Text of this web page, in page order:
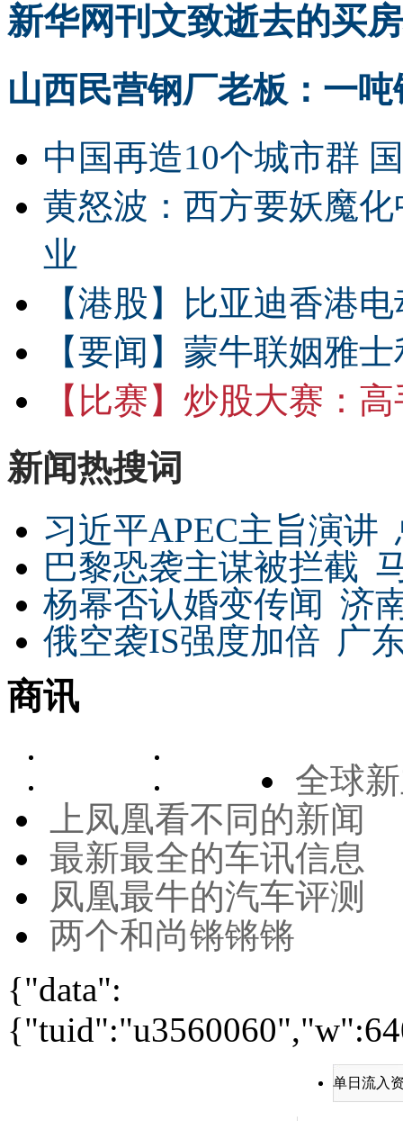
新华网刊文致逝去的买
山西民营钢厂老板：一
中国再造10个城市群
黄怒波：西方要妖魔
业
【港股】
比亚迪香港
【要闻】 蒙牛联姻雅
【比赛】 炒股大赛：高
新闻热搜词
习近平APEC主旨演讲
巴黎恐袭主谋被拦截
杨幂否认婚变传闻 济
俄空袭IS强度加倍 广
商讯
全球
上凤凰看不同的新闻
最新最全的车讯信息
凤凰最牛的汽车评测
两个和尚锵锵锵
{"data":
单日流入